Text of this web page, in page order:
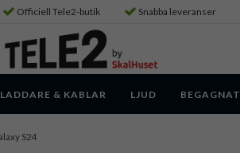
Officiell Tele2-butik Snabba leveranser
LADDARE & KABLAR LJUD BEGAGNAT
S24